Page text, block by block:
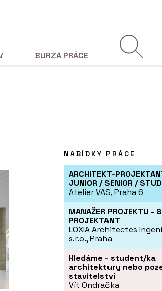
BURZA PRÁCE
NABÍDKY PRÁCE
ARCHITEKT-
JUNIOR / SENIOR /
Atelier VAS, Praha 6
MANAŽER PROJEKTU -
PROJEKTANT
LOXIA Architectes
s.r.o., Praha
Hledáme - student/ka
architektury nebo
stavitelství
Vít Ondračka